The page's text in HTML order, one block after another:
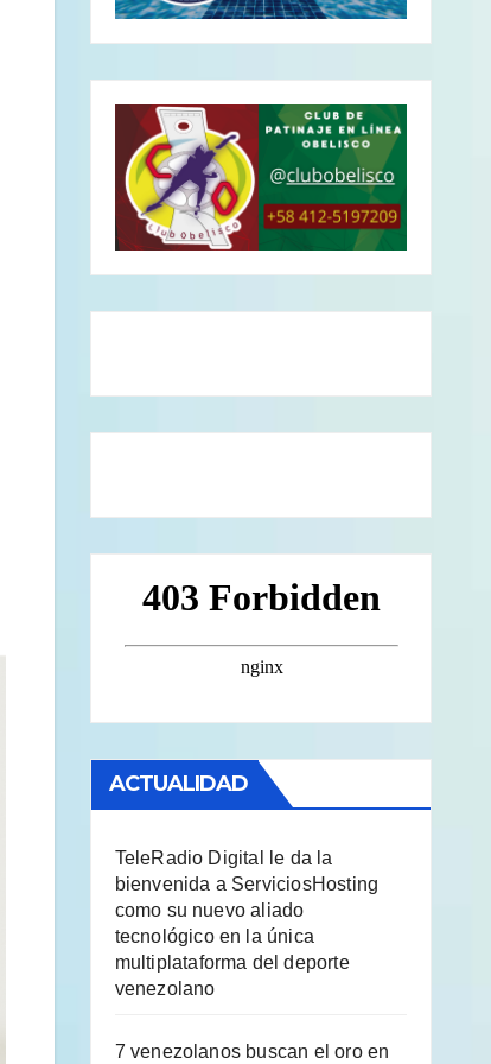
ACTUALIDAD
TeleRadio Digital le da la
bienvenida a ServiciosHosting
como su nuevo aliado
tecnológico en la única
multiplataforma del deporte
venezolano
7 venezolanos buscan el oro en